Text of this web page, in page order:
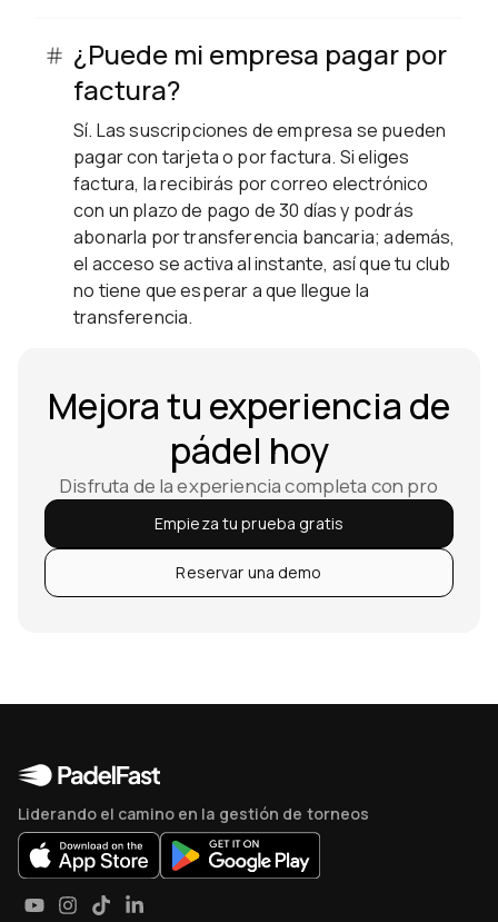
¿Puede mi empresa pagar por
factura?
Sí. Las suscripciones de empresa se pueden
pagar con tarjeta o por factura. Si eliges
factura, la recibirás por correo electrónico
con un plazo de pago de 30 días y podrás
abonarla por transferencia bancaria; además,
el acceso se activa al instante, así que tu club
no tiene que esperar a que llegue la
transferencia.
Mejora tu experiencia de
pádel hoy
Disfruta de la experiencia completa con pro
Empieza tu prueba gratis
Reservar una demo
Liderando el camino en la gestión de torneos